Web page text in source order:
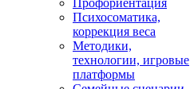
Профориентация
Психосоматика,
коррекция веса
Методики,
технологии, игровые
платформы